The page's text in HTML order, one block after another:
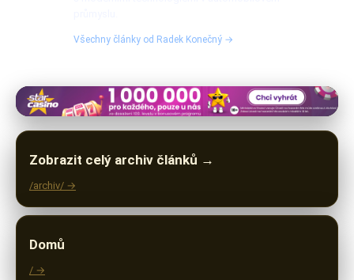
Všechny články od Radek Konečný →
Zobrazit celý archiv článků →
/archiv/ →
Domů
/ →